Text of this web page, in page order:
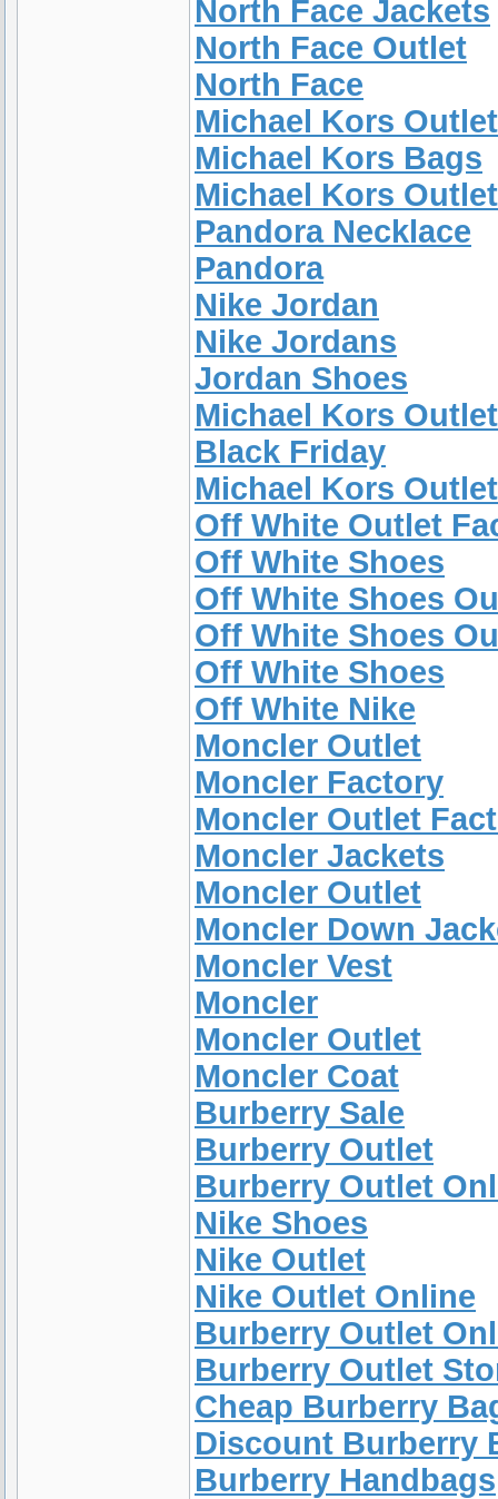
North Face Jackets
North Face Outlet
North Face
Michael Kors Outlet
Michael Kors Bags
Michael Kors
Pandora Necklace
Pandora
Nike Jordan
Nike Jordans
Jordan Shoes
Michael Kors Outlet
Black Friday
Michael Kors
Off White Outlet
Off White Shoes
Off White Shoes
Off White Shoes
Off White Shoes
Off White Nike
Moncler Outlet
Moncler Factory
Moncler Outlet
Moncler Jackets
Moncler Outlet
Moncler Down
Moncler Vest
Moncler
Moncler Outlet
Moncler Coat
Burberry Sale
Burberry Outlet
Burberry Outlet
Nike Shoes
Nike Outlet
Nike Outlet Online
Burberry Outlet
Burberry Outlet
Cheap Burberry
Discount Burberry
Burberry Handbags